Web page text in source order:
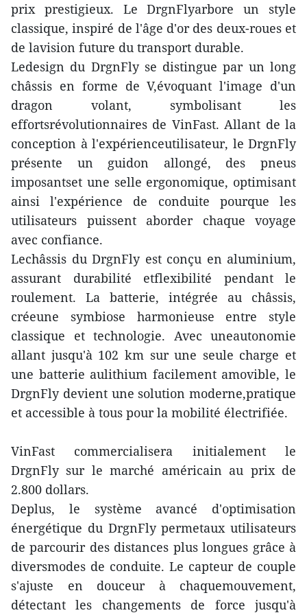
prix prestigieux. Le DrgnFlyarbore un style
classique, inspiré de l'âge d'or des deux-roues et
de lavision future du transport durable.
Ledesign du DrgnFly se distingue par un long
châssis en forme de V,évoquant l'image d'un
dragon volant, symbolisant les
effortsrévolutionnaires de VinFast. Allant de la
conception à l'expérienceutilisateur, le DrgnFly
présente un guidon allongé, des pneus
imposantset une selle ergonomique, optimisant
ainsi l'expérience de conduite pourque les
utilisateurs puissent aborder chaque voyage
avec confiance.
Lechâssis du DrgnFly est conçu en aluminium,
assurant durabilité etflexibilité pendant le
roulement. La batterie, intégrée au châssis,
créeune symbiose harmonieuse entre style
classique et technologie. Avec uneautonomie
allant jusqu'à 102 km sur une seule charge et
une batterie aulithium facilement amovible, le
DrgnFly devient une solution moderne,pratique
et accessible à tous pour la mobilité électrifiée.
VinFast commercialisera initialement le
DrgnFly sur le marché américain au prix de
2.800 dollars.
Deplus, le système avancé d'optimisation
énergétique du DrgnFly permetaux utilisateurs
de parcourir des distances plus longues grâce à
diversmodes de conduite. Le capteur de couple
s'ajuste en douceur à chaquemouvement,
détectant les changements de force jusqu'à